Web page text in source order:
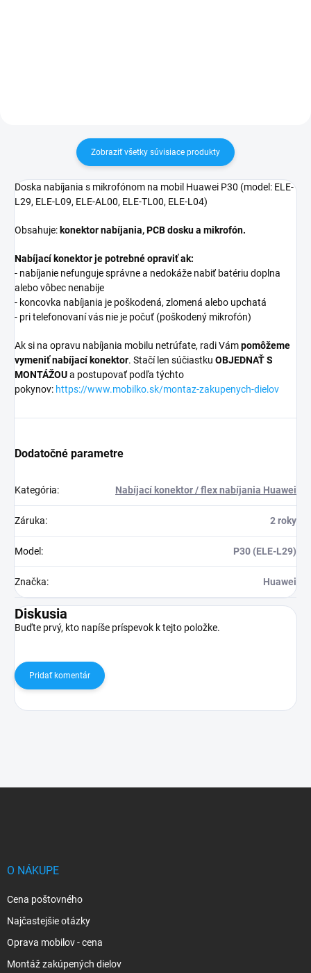
Zobraziť všetky súvisiace produkty
Doska nabíjania s mikrofónom na mobil Huawei P30 (model: ELE-
L29, ELE-L09, ELE-AL00, ELE-TL00, ELE-L04)
Obsahuje: konektor nabíjania, PCB dosku a mikrofón.
Nabíjací konektor je potrebné opraviť ak:
- nabíjanie nefunguje správne a nedokáže nabiť batériu doplna
alebo vôbec nenabije
- koncovka nabíjania je poškodená, zlomená alebo upchatá
- pri telefonovaní vás nie je počuť (poškodený mikrofón)
Ak si na opravu nabíjania mobilu netrúfate, radi Vámpomôžeme
vymeniť nabíjací konektor. Stačí len súčiastku OBJEDNAŤ S
MONTÁŽOUa postupovať podľa týchto
pokynov: https://www.mobilko.sk/montaz-zakupenych-dielov
Dodatočné parametre
Kategória: Nabíjací konektor / flex nabíjania Huawei
Záruka: 2 roky
Model : P30 (ELE-L29)
Značka: Huawei
Diskusia
Buďte prvý, kto napíše príspevok k tejto položke.
Pridať komentár
O NÁKUPE
Cena poštovného
Najčastejšie otázky
Oprava mobilov - cena
Montáž zakúpených dielov